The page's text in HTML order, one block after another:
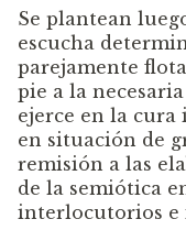
Se plantean
escucha
parejamente
pie a la
ejerce en la
en situación de
remisión a las
de la semiótica
interlocutorios e